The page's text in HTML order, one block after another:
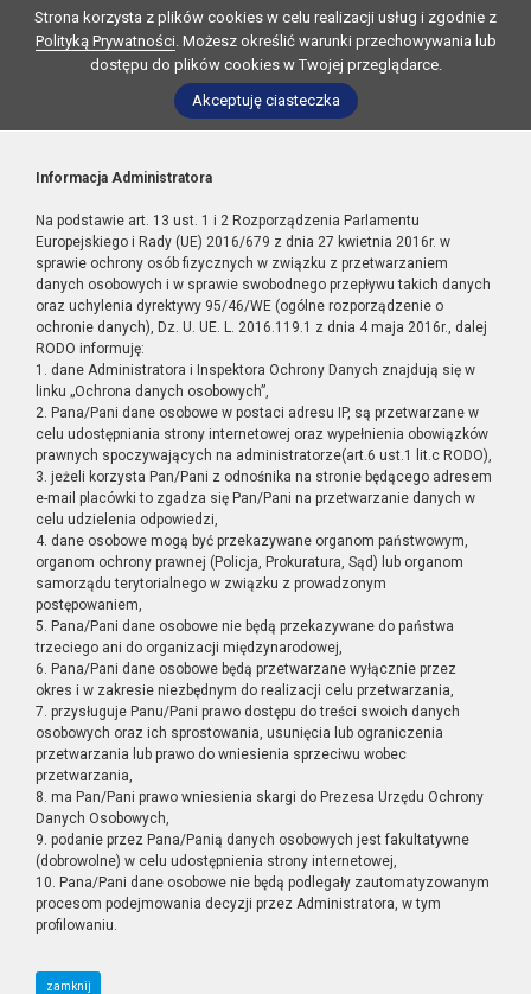
Strona korzysta z plików cookies w celu realizacji usług i zgodnie z
Polityką Prywatności. Możesz określić warunki przechowywania lub
dostępu do plików cookies w Twojej przeglądarce.
Akceptuję ciasteczka
Informacja Administratora
Na podstawie art. 13 ust. 1 i 2 Rozporządzenia Parlamentu
Europejskiego i Rady (UE) 2016/679 z dnia 27 kwietnia 2016r. w
sprawie ochrony osób fizycznych w związku z przetwarzaniem
danych osobowych i w sprawie swobodnego przepływu takich danych
oraz uchylenia dyrektywy 95/46/WE (ogólne rozporządzenie o
ochronie danych), Dz. U. UE. L. 2016.119.1 z dnia 4 maja 2016r., dalej
RODO informuję:
1. dane Administratora i Inspektora Ochrony Danych znajdują się w
linku „Ochrona danych osobowych”,
2. Pana/Pani dane osobowe w postaci adresu IP, są przetwarzane w
celu udostępniania strony internetowej oraz wypełnienia obowiązków
prawnych spoczywających na administratorze(art.6 ust.1 lit.c RODO),
3. jeżeli korzysta Pan/Pani z odnośnika na stronie będącego adresem
e-mail placówki to zgadza się Pan/Pani na przetwarzanie danych w
celu udzielenia odpowiedzi,
4. dane osobowe mogą być przekazywane organom państwowym,
organom ochrony prawnej (Policja, Prokuratura, Sąd) lub organom
samorządu terytorialnego w związku z prowadzonym
postępowaniem,
5. Pana/Pani dane osobowe nie będą przekazywane do państwa
trzeciego ani do organizacji międzynarodowej,
6. Pana/Pani dane osobowe będą przetwarzane wyłącznie przez
okres i w zakresie niezbędnym do realizacji celu przetwarzania,
7. przysługuje Panu/Pani prawo dostępu do treści swoich danych
osobowych oraz ich sprostowania, usunięcia lub ograniczenia
przetwarzania lub prawo do wniesienia sprzeciwu wobec
przetwarzania,
8. ma Pan/Pani prawo wniesienia skargi do Prezesa Urzędu Ochrony
Danych Osobowych,
9. podanie przez Pana/Panią danych osobowych jest fakultatywne
(dobrowolne) w celu udostępnienia strony internetowej,
10. Pana/Pani dane osobowe nie będą podlegały zautomatyzowanym
procesom podejmowania decyzji przez Administratora, w tym
profilowaniu.
zamknij